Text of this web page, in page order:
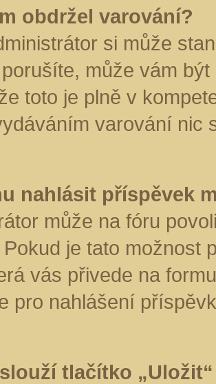
obdržel varování?
si může
může vám
toto je plně v
varování nic
nahlásit příspěvek
může na fóru
Pokud je tato možnost
vás přivede na
pro nahlášení
tlačítko